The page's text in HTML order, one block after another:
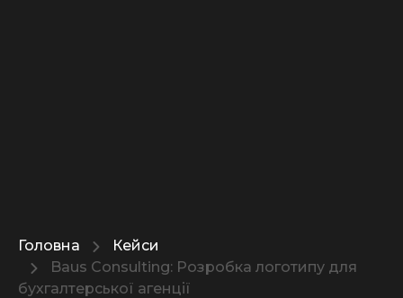
Головна
Кейси
Baus Consulting: Розробка логотипу для
бухгалтерської агенції